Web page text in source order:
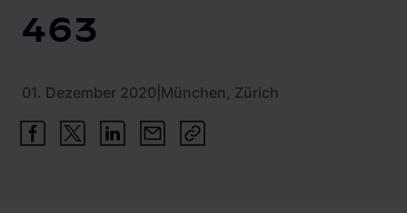
Ladesäulen
PV-fähige Wallboxen
Dienstwagen Wallboxen
Vehicle-to-Grid
463
01. Dezember 2020 München, Zürich